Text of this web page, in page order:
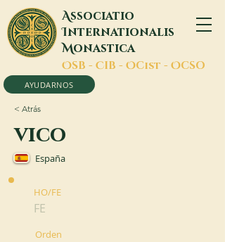
Associatio
Internationalis
Monastica
OSB - CIB - OCist - OCSO
AYUDARNOS
< Atrás
vico
España
HO/FE
FE
Orden